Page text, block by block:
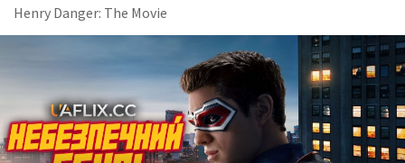
Henry Danger: The Movie